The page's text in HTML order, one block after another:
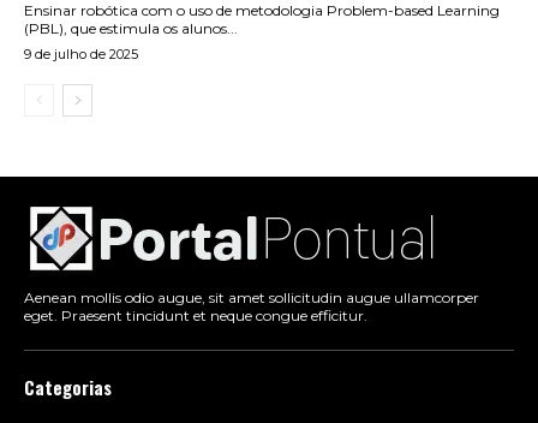
Ensinar robótica com o uso de metodologia Problem-based Learning
(PBL), que estimula os alunos...
9 de julho de 2025
Aenean mollis odio augue, sit amet sollicitudin augue ullamcorper
eget. Praesent tincidunt et neque congue efficitur.
Categorias